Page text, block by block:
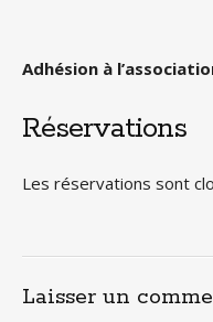
Adhésion à
Réservations
Les réservations sont
Laisser un